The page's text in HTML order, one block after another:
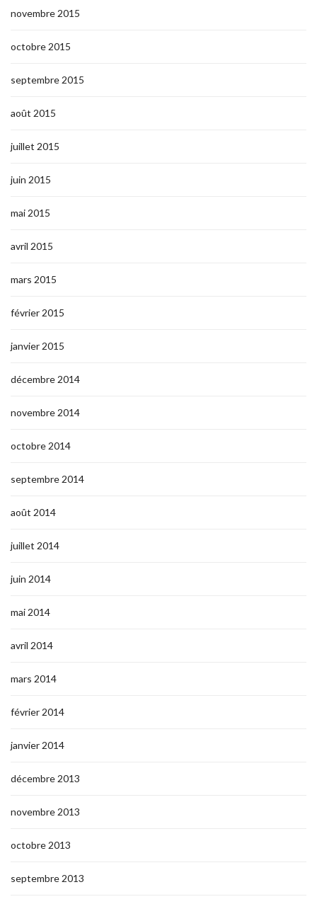
novembre 2015
octobre 2015
septembre 2015
août 2015
juillet 2015
juin 2015
mai 2015
avril 2015
mars 2015
février 2015
janvier 2015
décembre 2014
novembre 2014
octobre 2014
septembre 2014
août 2014
juillet 2014
juin 2014
mai 2014
avril 2014
mars 2014
février 2014
janvier 2014
décembre 2013
novembre 2013
octobre 2013
septembre 2013